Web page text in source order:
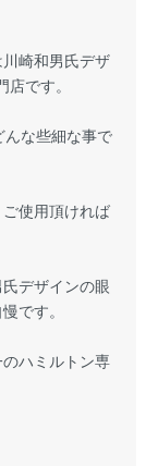
崎和男氏デザ
です。
な些細な事で
使用頂ければ
デザインの眼
です。
ハミルトン専